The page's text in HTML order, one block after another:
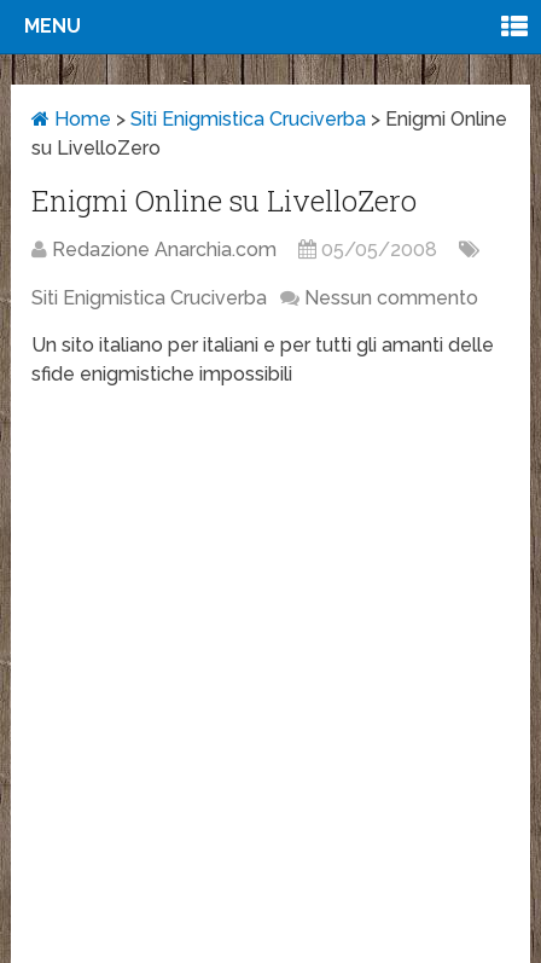
MENU
Home >Siti Enigmistica Cruciverba > Enigmi Online
su LivelloZero
Enigmi Online su LivelloZero
Redazione Anarchia.com 05/05/2008
Siti Enigmistica Cruciverba Nessun commento
Un sito italiano per italiani e per tutti gli amanti delle
sfide enigmistiche impossibili